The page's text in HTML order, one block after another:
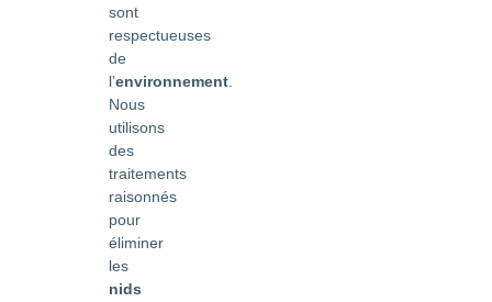
sont
respectueuses
de
l’environnement.
Nous
utilisons
des
traitements
raisonnés
pour
éliminer
les
nids